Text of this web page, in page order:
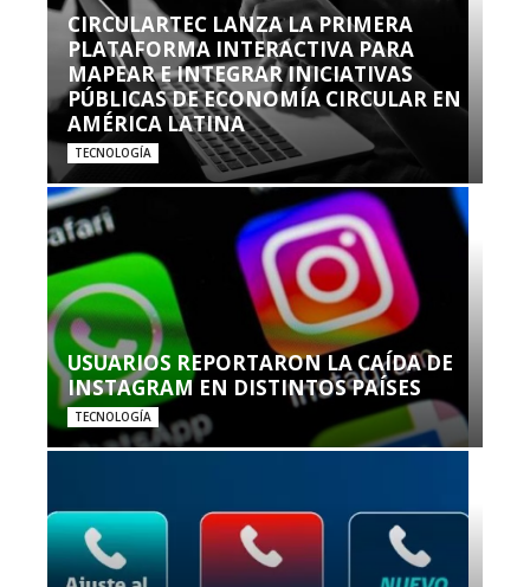
CIRCULARTEC LANZA LA PRIMERA
PLATAFORMA INTERACTIVA PARA
MAPEAR E INTEGRAR INICIATIVAS
PÚBLICAS DE ECONOMÍA CIRCULAR EN
AMÉRICA LATINA
TECNOLOGÍA
USUARIOS REPORTARON LA CAÍDA DE
INSTAGRAM EN DISTINTOS PAÍSES
TECNOLOGÍA